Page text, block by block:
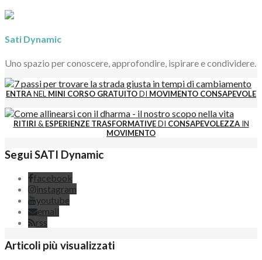
Sati Dynamic
Uno spazio per conoscere, approfondire, ispirare e condividere.
ENTRANEL MINI CORSO GRATUITODI MOVIMENTO CONSAPEVOLE
RITIRI & ESPERIENZE TRASFORMATIVEDI CONSAPEVOLEZZAIN
MOVIMENTO
Segui SATI Dynamic
facebook
instagram
youtube
email
rss
Articoli più visualizzati